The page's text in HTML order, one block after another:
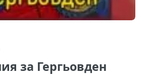
за Гергьовден